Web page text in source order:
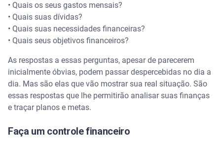
• Quais os seus gastos mensais?
• Quais suas dívidas?
• Quais suas necessidades financeiras?
• Quais seus objetivos financeiros?
As respostas a essas perguntas, apesar de parecerem
inicialmente óbvias, podem passar despercebidas no dia a
dia. Mas são elas que vão mostrar sua real situação. São
essas respostas que lhe permitirão analisar suas finanças
e traçar planos e metas.
Faça um controle financeiro